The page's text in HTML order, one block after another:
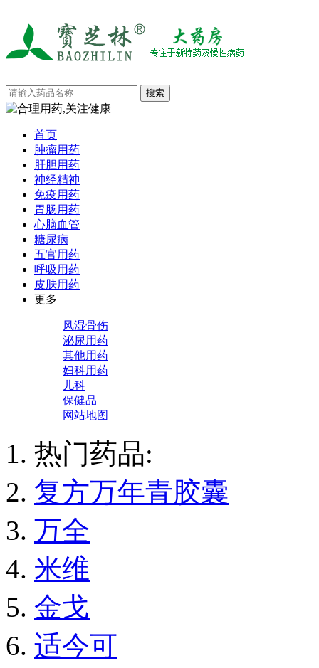
首页
肿瘤用药
肝胆用药
神经精神
免疫用药
胃肠用药
心脑血管
糖尿病
五官用药
呼吸用药
皮肤用药
更多
风湿骨伤
泌尿用药
其他用药
妇科用药
儿科
保健品
网站地图
热门药品:
复方万年青胶囊
万全
米维
金戈
适今可